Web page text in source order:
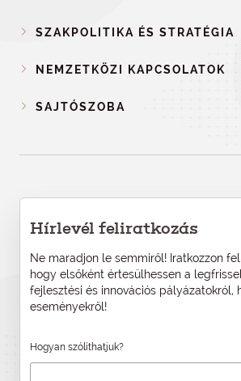
SZAKPOLITIKA ÉS STRATÉGIA
NEMZETKÖZI KAPCSOLATOK
SAJTÓSZOBA
Hírlevél feliratkozás
Ne maradjon le semmiről! Iratkozzon
hogy elsőként értesülhessen a
fejlesztési és innovációs pályázatokról,
eseményekről!
Hogyan szólíthatjuk?